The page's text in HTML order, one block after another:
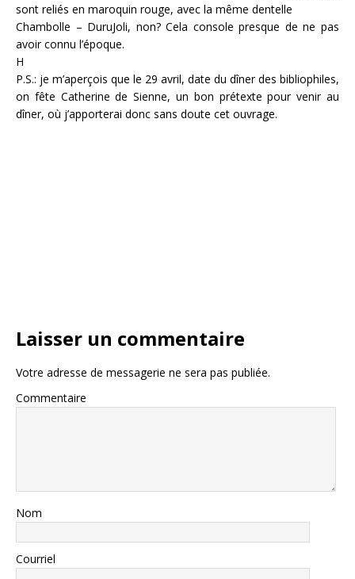
sont reliés en maroquin rouge, avec la même dentelle
Chambolle – DuruJoli, non? Cela console presque de ne pas
avoir connu l’époque.
H
P.S.: je m’aperçois que le 29 avril, date du dîner des bibliophiles,
on fête Catherine de Sienne, un bon prétexte pour venir au
dîner, où j’apporterai donc sans doute cet ouvrage.
Laisser un commentaire
Votre adresse de messagerie ne sera pas publiée.
Commentaire
Nom
Courriel